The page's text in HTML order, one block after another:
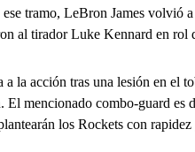
tramo, LeBron James volvió
al tirador Luke Kennard en rol
la acción tras una lesión en el
mencionado combo-guard es
los Rockets con